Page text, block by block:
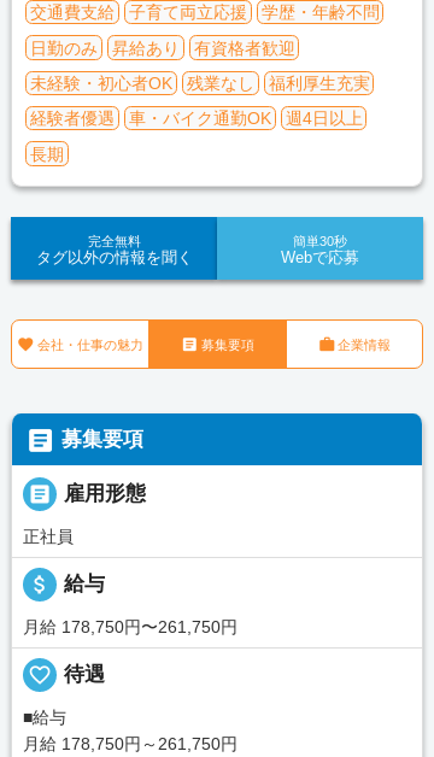
交通費支給 子育て両立応援
学歴・年齢不問
日勤のみ
昇給あり
有資格者歓迎
未経験・初心者OK
残業なし
福利厚生充実
経験者優遇
車・バイク通勤OK
週4日以上
長期
完全無料
タグ以外の情報を聞く
簡単30秒
Webで応募
 会社・仕事の魅力  募集要項 企業情報
 募集要項
 雇用形態
正社員
attach_money 給与
月給 178,750円〜261,750円
favorite_border 待遇
■給与
月給 178,750円～261,750円